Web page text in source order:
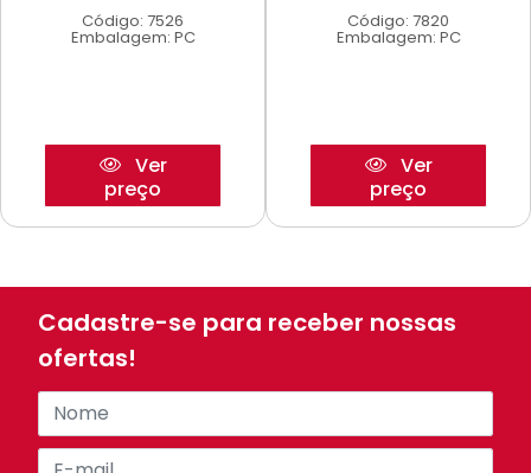
Código: 7526
Embalagem: PC
Ver
preço
Código: 7820
Embalagem: PC
Ver
preço
Cadastre-se para receber nossas
ofertas!